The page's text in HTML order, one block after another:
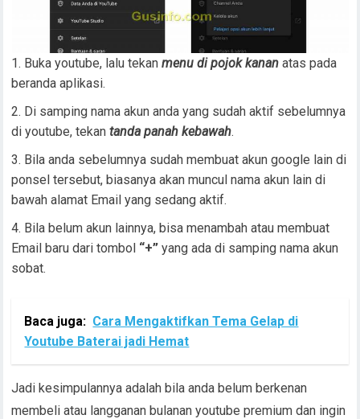
Buka youtube, lalu tekanmenu di pojok kanan atas pada
beranda aplikasi.
Di samping nama akun anda yang sudah aktif sebelumnya
di youtube, tekantanda panah kebawah.
Bila anda sebelumnya sudah membuat akun google lain di
ponsel tersebut, biasanya akan muncul nama akun lain di
bawah alamat Email yang sedang aktif.
Bila belum akun lainnya, bisa menambah atau membuat
Email baru dari tombol “+” yang ada di samping nama akun
sobat.
Baca juga: Cara Mengaktifkan Tema Gelap di
Youtube Baterai jadi Hemat
Jadi kesimpulannya adalah bila anda belum berkenan
membeli atau langganan bulanan youtube premium dan ingin